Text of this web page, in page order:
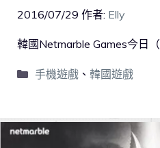
2016/07/29 作者: Elly
韓國Netmarble Games今日（
手機遊戲、 韓國遊戲